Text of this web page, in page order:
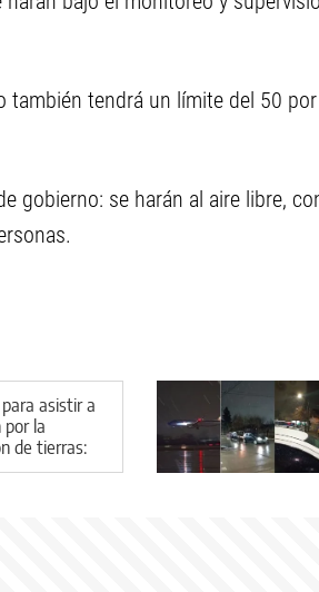
también tendrá un límite del 50
gobierno: se harán al aire libre,
asistir a
por la
de tierras: